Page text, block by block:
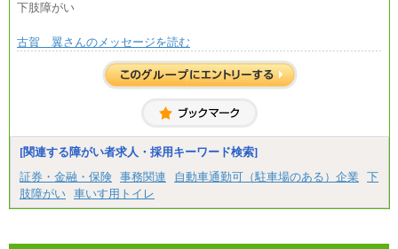
下肢障がい
古賀 翼さんのメッセージを読む
[関連する障がい者求人・採用キーワード検索]
証券・金融・保険 事務関連 自動車通勤可（駐車場のある）企業
下
肢障がい 車いす用トイレ